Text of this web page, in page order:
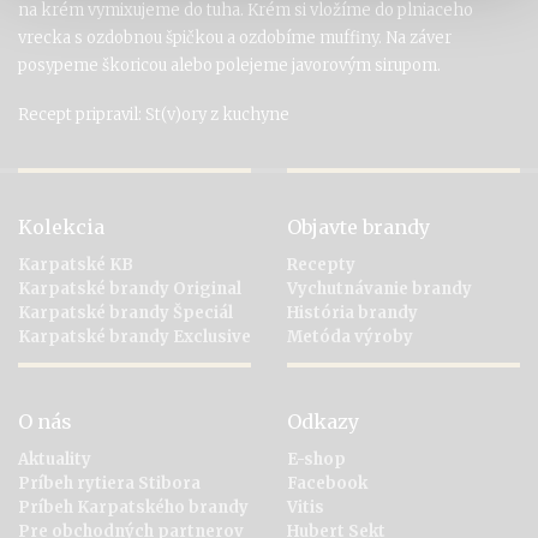
na krém vymixujeme do tuha. Krém si vložíme do plniaceho
vrecka s ozdobnou špičkou a ozdobíme muffiny. Na záver
posypeme škoricou alebo polejeme javorovým sirupom.
Recept pripravil: St(v)ory z kuchyne
Kolekcia
Karpatské KB
Karpatské brandy Original
Karpatské brandy Špeciál
Karpatské brandy Exclusive
Objavte brandy
Recepty
Vychutnávanie brandy
História brandy
Metóda výroby
O nás
Aktuality
Príbeh rytiera Stibora
Príbeh Karpatského brandy
Pre obchodných partnerov
Odkazy
E-shop
Facebook
Vitis
Hubert Sekt